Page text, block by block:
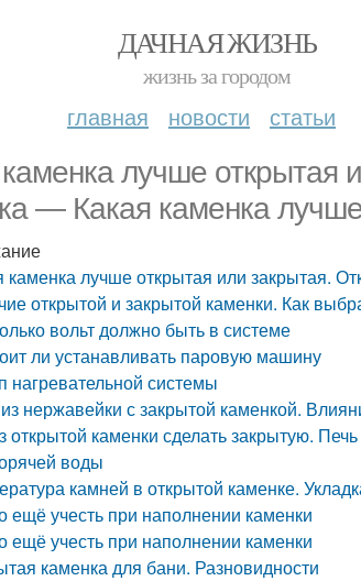
ДАЧНАЯ ЖИЗНЬ
жизнь за городом
главная новости статьи
лучше открытая
— Какая каменка
каменка лучше открытая или закрытая.
открытой и закрытой каменки. Как
вольт должно быть в системе
ли устанавливать паровую машину
нагревательной системы
нержавейки с закрытой каменкой.
открытой каменки сделать закрытую.
воды
камней в открытой каменке.
ещё учесть при наполнении каменки
ещё учесть при наполнении каменки
каменка для бани. Разновидности